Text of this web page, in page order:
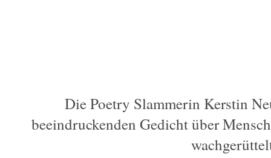
Die Poetry Slammerin Kerstin
beeindruckenden Gedicht über